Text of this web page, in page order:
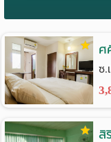
พัก
ราย
เดือน
ห้อง
พัก
ศ
ซ.
สิ